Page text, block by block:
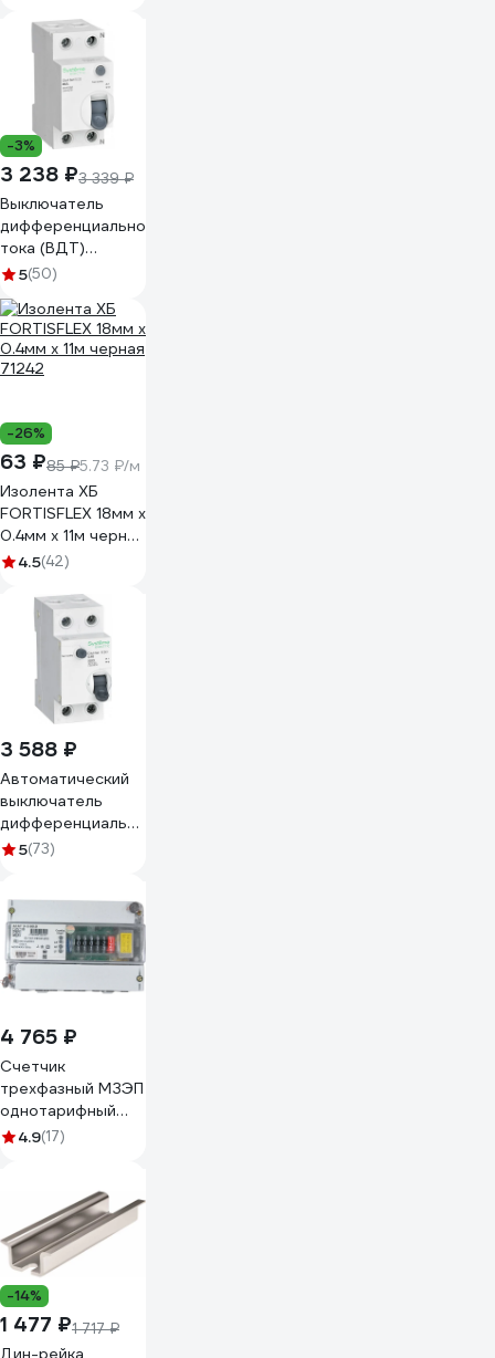
-3%
3 238 ₽3 339 ₽
Выключатель
дифференциального
тока (ВДТ)
Systeme Electric
Р, 30 мА, тип-АС,
230 В (ранее
EZ9R34240)
C9R36240
5(50)
-26%
63 ₽85 ₽5.73 ₽/м
Изолента ХБ
FORTISFLEX 18мм х
0.4мм х 11м черная
71242
4.5(42)
3 588 ₽
Автоматический
выключатель
дифференциального
тока Systeme
16а, 4.5 kА, 30 мА,
тип-aс, 230 В
(ранее
EZ9D34616)
C9D34616
5(73)
4 765 ₽
Счетчик
трехфазный МЗЭП
однотарифный
МЗЭП33600
4.9(17)
-14%
1 477 ₽1 717 ₽
Дин-рейка